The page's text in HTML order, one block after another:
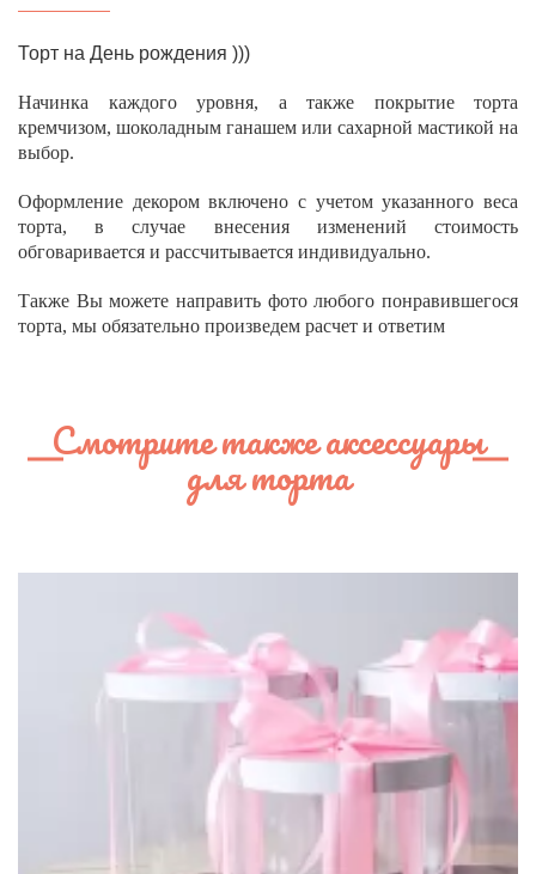
Торт на День рождения )))
Начинка каждого уровня, а также покрытие торта
кремчизом, шоколадным ганашем или сахарной мастикой на
выбор.
Оформление декором включено с учетом указанного веса
торта, в случае внесения изменений стоимость
обговаривается и рассчитывается индивидуально.
Также Вы можете направить фото любого понравившегося
торта, мы обязательно произведем расчет и ответим
Смотрите также аксессуары
для торта